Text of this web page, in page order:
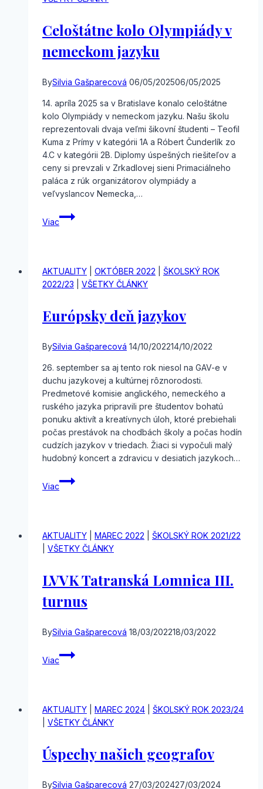
Celoštátne kolo Olympiády v
nemeckom jazyku
BySilvia Gašparecová 06/05/202506/05/2025
14. apríla 2025 sa v Bratislave konalo celoštátne
kolo Olympiády v nemeckom jazyku. Našu školu
reprezentovali dvaja veľmi šikovní študenti – Teofil
Kuma z Prímy v kategórii 1A a Róbert Čunderlík zo
4.C v kategórii 2B. Diplomy úspešných riešiteľov a
ceny si prevzali v Zrkadlovej sieni Primaciálneho
paláca z rúk organizátorov olympiády a
veľvyslancov Nemecka,…
Viac
Celoštátne
kolo
nemeckom
jazyku
AKTUALITY OKTÓBER 2022
ŠKOLSKÝ ROK
2022/23
VŠETKY ČLÁNKY
Európsky deň jazykov
BySilvia Gašparecová 14/10/202214/10/2022
26. september sa aj tento rok niesol na GAV-e v
duchu jazykovej a kultúrnej rôznorodosti.
Predmetové komisie anglického, nemeckého a
ruského jazyka pripravili pre študentov bohatú
ponuku aktivít a kreatívnych úloh, ktoré prebiehali
počas prestávok na chodbách školy a počas hodín
cudzích jazykov v triedach. Žiaci si vypočuli malý
hudobný koncert a zdravicu v desiatich jazykoch…
Viac
Európsky
deň
AKTUALITY MAREC 2022
ŠKOLSKÝ ROK 2021/22
VŠETKY ČLÁNKY
LVVK Tatranská Lomnica III.
turnus
BySilvia Gašparecová 18/03/202218/03/2022
Viac
LVVK
Tatranská
turnus
AKTUALITY MAREC 2024
ŠKOLSKÝ ROK 2023/24
VŠETKY ČLÁNKY
Úspechy našich geografov
BySilvia Gašparecová 27/03/202427/03/2024